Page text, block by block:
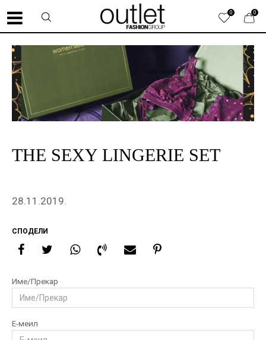
0
0
THE SEXY LINGERIE SET
28.11.2019.
СПОДЕЛИ
Име/Прекар
Е-меил